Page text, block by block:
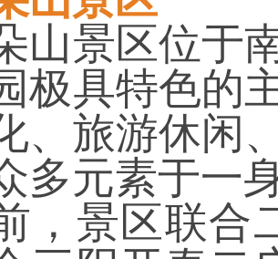
山景区位于
极具特色的
、旅游休闲
多元素于一
，景区联合